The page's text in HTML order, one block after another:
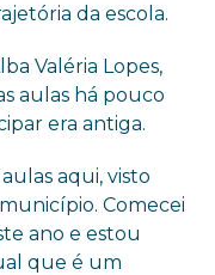
da escola.
Valéria Lopes,
aulas há pouco
era antiga.
aqui, visto
Comecei
ano e estou
que é um